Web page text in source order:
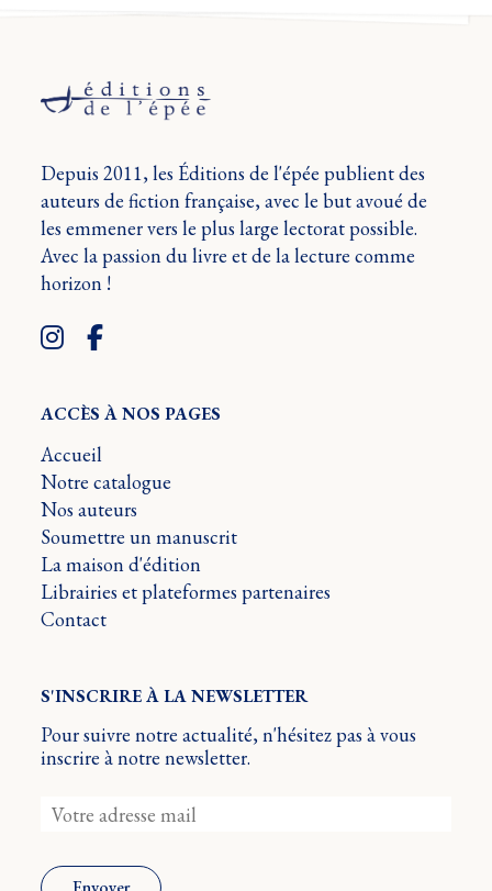
Depuis 2011, les Éditions de l'épée publient des
auteurs de fiction française, avec le but avoué de
les emmener vers le plus large lectorat possible.
Avec la passion du livre et de la lecture comme
horizon !
ACCÈS À NOS PAGES
Accueil
Notre catalogue
Nos auteurs
Soumettre un manuscrit
La maison d'édition
Librairies et plateformes partenaires
Contact
S'INSCRIRE À LA NEWSLETTER
Pour suivre notre actualité, n'hésitez pas à vous
inscrire à notre newsletter.